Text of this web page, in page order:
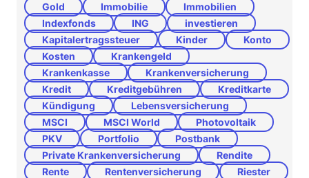
Gold
Immobilie
Immobilien
Indexfonds
ING
investieren
Kapitalertragssteuer
Kinder
Konto
Kosten
Krankengeld
Krankenkasse
Krankenversicherung
Kredit
Kreditgebühren
Kreditkarte
Kündigung
Lebensversicherung
MSCI
MSCI World
Photovoltaik
PKV
Portfolio
Postbank
Private Krankenversicherung
Rendite
Rente
Rentenversicherung
Riester